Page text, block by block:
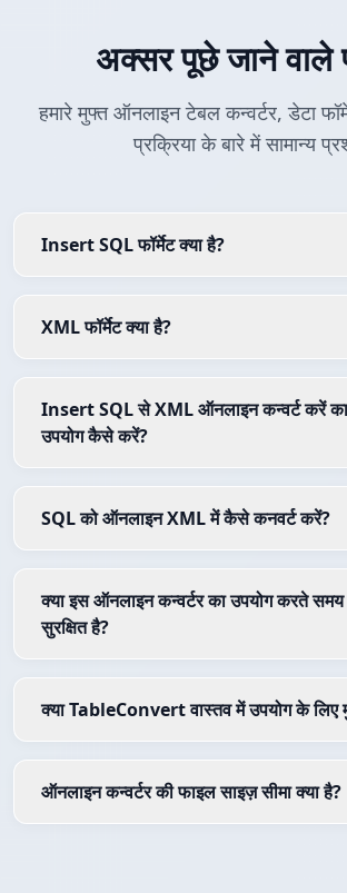
अक्सर पूछे जाने वाले
हमारे मुफ्त ऑनलाइन टेबल कन्वर्टर, डेटा
प्रक्रिया के बारे में सामान्य
Insert SQL फॉर्मेट क्या है?
XML फॉर्मेट क्या है?
Insert SQL से XML ऑनलाइन कन्वर्ट करें
उपयोग कैसे करें?
SQL को ऑनलाइन XML में कैसे कनवर्ट करें?
क्या इस ऑनलाइन कन्वर्टर का उपयोग करते समय
सुरक्षित है?
क्या TableConvert वास्तव में उपयोग के लिए
ऑनलाइन कन्वर्टर की फाइल साइज़ सीमा क्या है?